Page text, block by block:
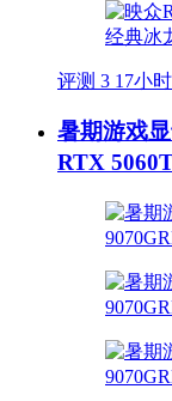
评测 3 17小
暑期游戏
RTX